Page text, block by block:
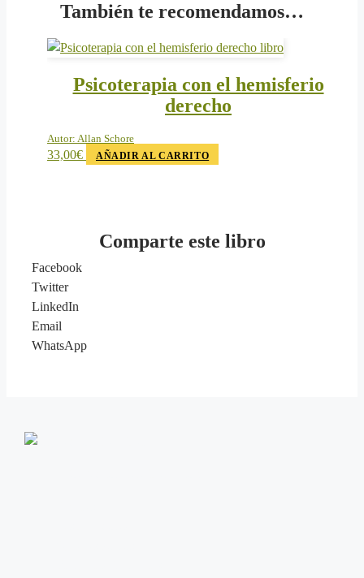
También te recomendamos…
Psicoterapia con el hemisferio
derecho
Autor: Allan Schore
33,00€ AÑADIR AL CARRITO
Comparte este libro
Facebook
Twitter
LinkedIn
Email
WhatsApp